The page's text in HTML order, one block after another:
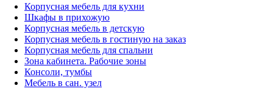
Корпусная мебель для кухни
Шкафы в прихожую
Корпусная мебель в детскую
Корпусная мебель в гостиную на заказ
Корпусная мебель для спальни
Зона кабинета. Рабочие зоны
Консоли, тумбы
Мебель в сан. узел